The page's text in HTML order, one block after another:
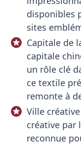
disponibles
sites
Capitale de
capitale
un rôle clé
ce textile
remonte à
Ville créative
créative par
reconnue